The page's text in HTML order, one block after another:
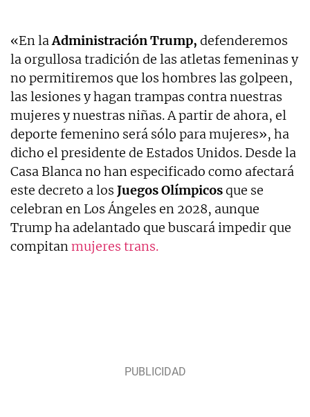
«En laAdministración Trump, defenderemos
la orgullosa tradición de las atletas femeninas y
no permitiremos que los hombres las golpeen,
las lesiones y hagan trampas contra nuestras
mujeres y nuestras niñas. A partir de ahora, el
deporte femenino será sólo para mujeres», ha
dicho el presidente de Estados Unidos. Desde la
Casa Blanca no han especificado como afectará
este decreto a los Juegos Olímpicosque se
celebran en Los Ángeles en 2028, aunque
Trump ha adelantado que buscará impedir que
compitanmujeres trans.